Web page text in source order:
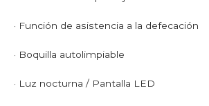
· Función de asistencia a la defecación
· Boquilla autolimpiable
· Luz nocturna / Pantalla LED